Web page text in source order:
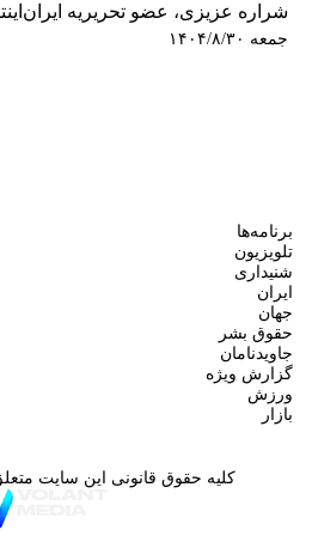
شراره عزیزی، عضو تحریریه
جمعه ۱۴۰۴/۸/۳۰
برنامه‌ها
تلویزیون
شنیداری
ایران
جهان
حقوق بشر
جاویدنامان
گزارش ویژه
ورزش
بازار
کلیه حقوق قانونی این سایت